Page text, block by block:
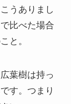
うありまし
比べた場合
と。
葉樹は持っ
す。つまり